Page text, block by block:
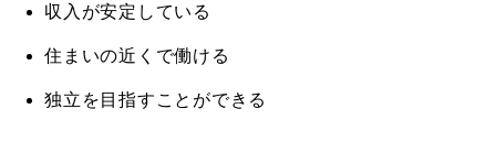
収入が安定している
住まいの近くで働ける
独立を目指すことができる